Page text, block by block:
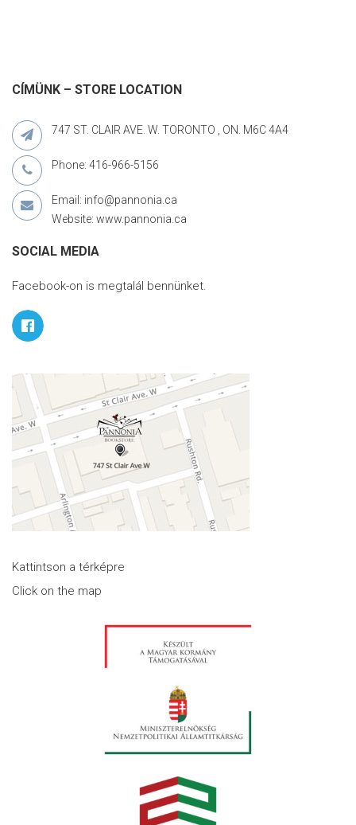
CÍMÜNK – STORE LOCATION
747 ST. CLAIR AVE. W. TORONTO , ON. M6C 4A4
Phone: 416-966-5156
Email: info@pannonia.ca
Website: www.pannonia.ca
SOCIAL MEDIA
Facebook-on is megtalál bennünket.
Kattintson a térképre
Click on the map